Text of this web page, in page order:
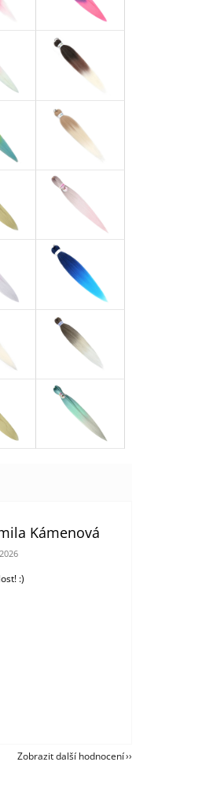
Kámenová
obchodu je 5 z 5 hvězdiček.
:)
Zobrazit další hodnocení